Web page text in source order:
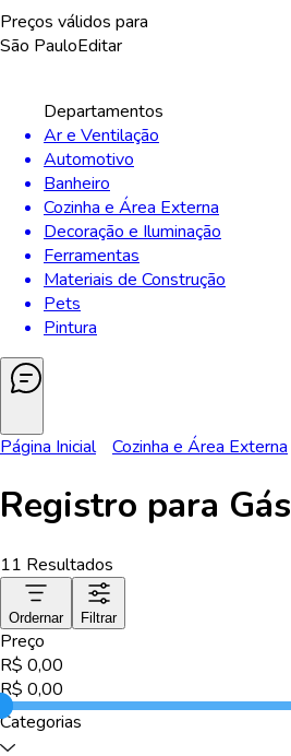
Preços válidos para
São PauloEditar
Departamentos
Ar e Ventilação
Automotivo
Banheiro
Cozinha e Área Externa
Decoração e Iluminação
Ferramentas
Materiais de Construção
Pets
Pintura
Página Inicial Cozinha e Área Externa
Registro para Gás
11 Resultados
Ordernar Filtrar
Preço
R$ 0,00
R$ 0,00
Categorias